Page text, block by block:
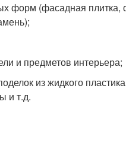
форм (фасадная
и предметов интерьера;
из жидкого
и т.д.